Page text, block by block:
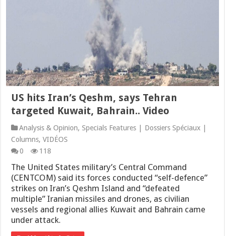
US hits Iran’s Qeshm, says Tehran
targeted Kuwait, Bahrain.. Video
Analysis & Opinion,Specials Features | Dossiers Spéciaux |
Columns,VIDÉOS
0
118
The United States military’s Central Command
(CENTCOM) said its forces conducted “self-defence”
strikes on Iran’s Qeshm Island and “defeated
multiple” Iranian missiles and drones, as civilian
vessels and regional allies Kuwait and Bahrain came
under attack.